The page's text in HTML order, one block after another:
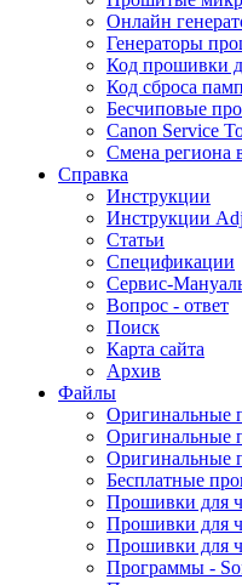
Онлайн
Генераторы
Код прошивки
Код сброса
Беcчиповые
Canon Service
Смена региона
Справка
Инструкции
Инструкции
Статьи
Спецификации
Сервис-
Вопрос - ответ
Поиск
Карта сайта
Архив
Файлы
Оригинальные
Оригинальные
Оригинальные
Бесплатные
Прошивки для
Прошивки для
Прошивки для
Программы -